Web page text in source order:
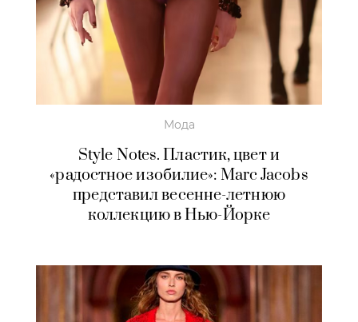
Мода
Style Notes. Пластик, цвет и
«радостное изобилие»: Marc Jacobs
представил весенне-летнюю
коллекцию в Нью-Йорке